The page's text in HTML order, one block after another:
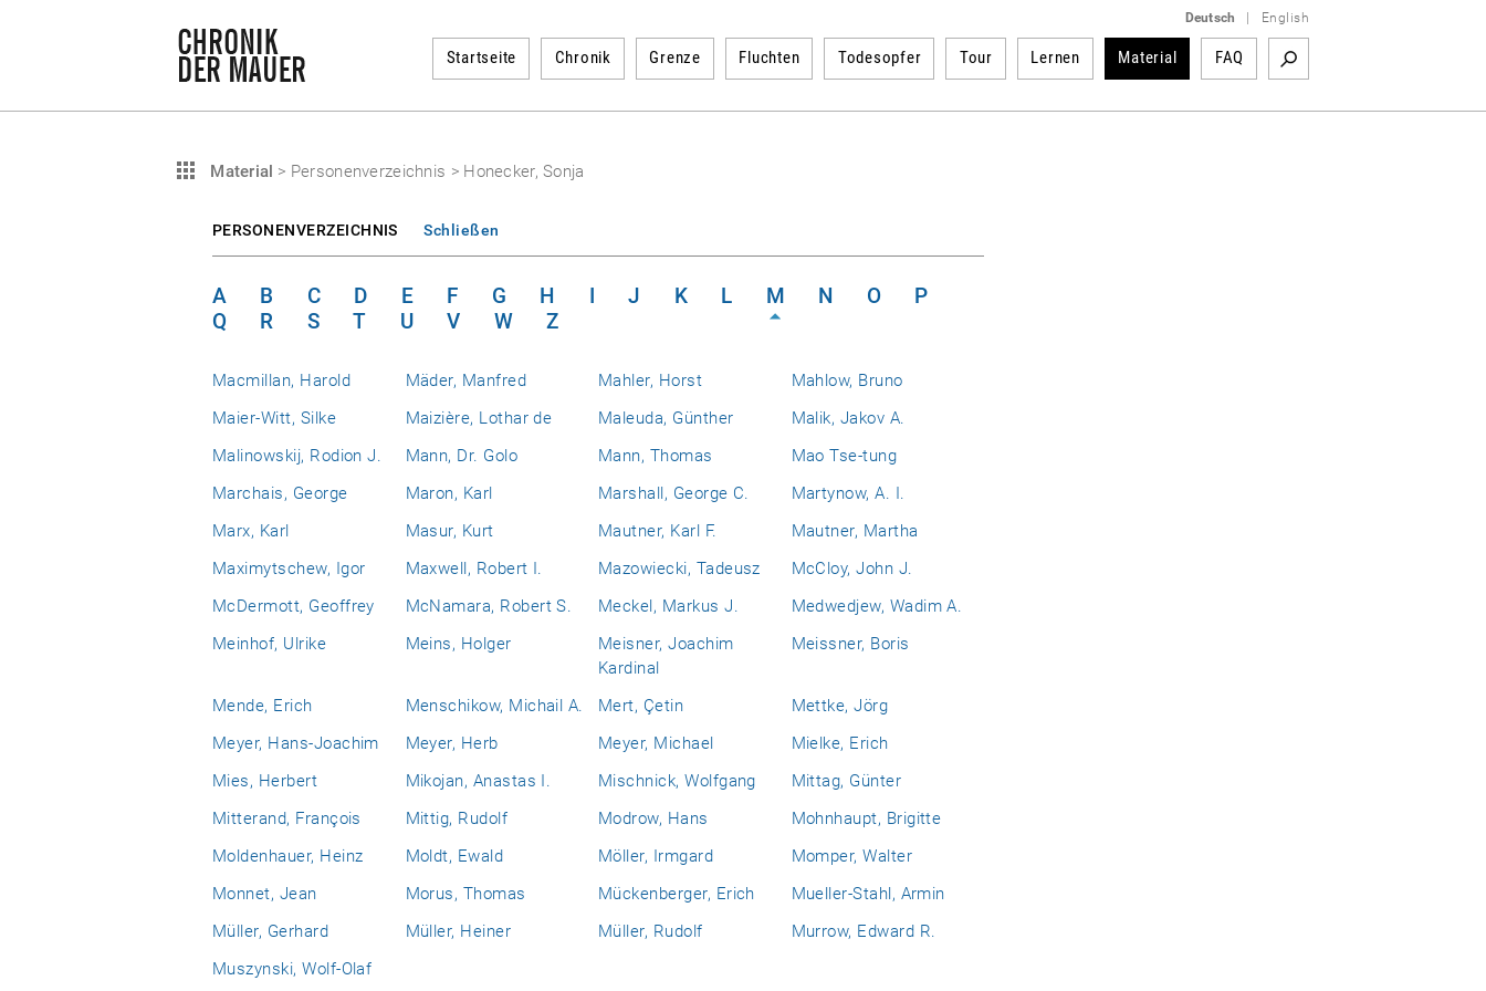
Deutsch English
Startseite Chronik Grenze Fluchten Todesopfer Tour Lernen Material FAQ
Material > Personenverzeichnis > Honecker, Sonja
PERSONENVERZEICHNIS Schließen
A B C D E F G H I J K L M N O
P
Q
R S T U V W Z
Macmillan, Harold Mäder, Manfred Mahler, Horst
Mahlow, Bruno
Maier-Witt, Silke
Maizière, Lothar de Maleuda, Günther
Malik, Jakov A.
Malinowskij, Rodion J.
Mann, Dr. Golo Mann, Thomas
Mao Tse-tung
Marchais, George
Maron, Karl Marshall, George C.
Martynow, A. I.
Marx, Karl
Masur, Kurt Mautner, Karl F.
Mautner, Martha
Maximytschew, Igor
Maxwell, Robert I. Mazowiecki, Tadeusz
McCloy, John J.
McDermott, Geoffrey
McNamara, Robert S. Meckel, Markus J.
Medwedjew, Wadim A.
Meinhof, Ulrike
Meins, Holger
Meisner, Joachim
Kardinal
Meissner, Boris
Mende, Erich Menschikow, Michail A. Mert, Çetin
Mettke, Jörg
Meyer, Hans-Joachim
Meyer, Herb Meyer, Michael
Mielke, Erich
Mies, Herbert
Mikojan, Anastas I. Mischnick, Wolfgang
Mittag, Günter
Mitterand, François
Mittig, Rudolf Modrow, Hans
Mohnhaupt, Brigitte
Moldenhauer, Heinz
Moldt, Ewald Möller, Irmgard
Momper, Walter
Monnet, Jean
Morus, Thomas Mückenberger, Erich
Mueller-Stahl, Armin
Müller, Gerhard
Müller, Heiner Müller, Rudolf
Murrow, Edward R.
Muszynski, Wolf-Olaf